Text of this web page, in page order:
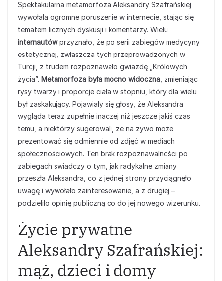
Spektakularna metamorfoza Aleksandry Szafrańskiej
wywołała ogromne poruszenie w internecie, stając się
tematem licznych dyskusji i komentarzy. Wielu
internautówprzyznało, że po serii zabiegów medycyny
estetycznej, zwłaszcza tych przeprowadzonych w
Turcji, z trudem rozpoznawało gwiazdę „Królowych
życia”. Metamorfoza była mocno widoczna , zmieniając
rysy twarzy i proporcje ciała w stopniu, który dla wielu
był zaskakujący. Pojawiały się głosy, że Aleksandra
wygląda teraz zupełnie inaczej niż jeszcze jakiś czas
temu, a niektórzy sugerowali, że na żywo może
prezentować się odmiennie od zdjęć w mediach
społecznościowych. Ten brak rozpoznawalności po
zabiegach świadczy o tym, jak radykalne zmiany
przeszła Aleksandra, co z jednej strony przyciągnęło
uwagę i wywołało zainteresowanie, a z drugiej –
podzieliło opinię publiczną co do jej nowego wizerunku.
Życie prywatne
Aleksandry Szafrańskiej:
mąż, dzieci i domy